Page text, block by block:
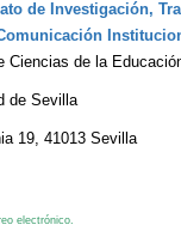
de Investigación,
Ciencias de la
de Sevilla
19, 41013 Sevilla
electrónico.